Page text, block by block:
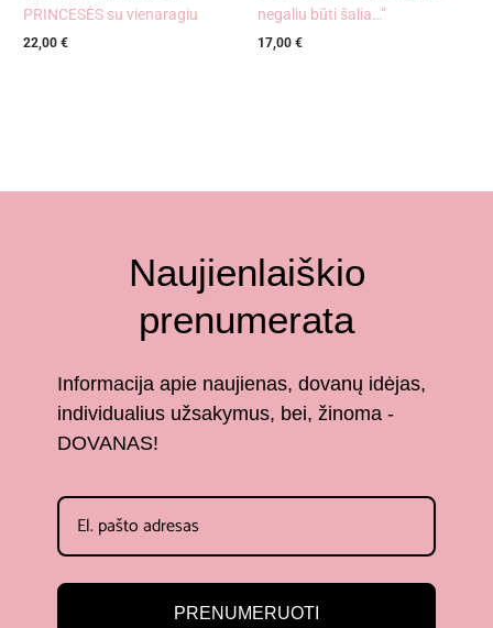
PRINCESĖS su vienaragiu
22,00€
negaliu būti šalia…”
17,00 €
Naujienlaiškio
prenumerata
Informacija apie naujienas, dovanų idėjas,
individualius užsakymus, bei, žinoma -
DOVANAS!
PRENUMERUOTI